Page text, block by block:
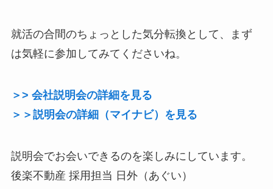
就活の合間のちょっとした気分転換として、まず
は気軽に参加してみてくださいね。
＞> 会社説明会の詳細を見る
＞＞説明会の詳細（マイナビ）を見る
説明会でお会いできるのを楽しみにしています。
後楽不動産 採用担当 日外（あぐい）